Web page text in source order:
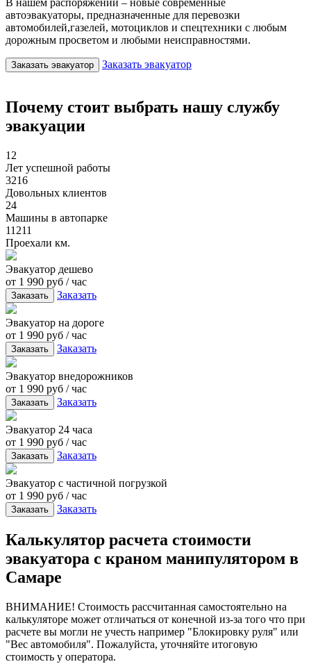
автоэвакуаторы, предназначенные для перевозки
автомобилей,газелей, мотоциклов и спецтехники с любым
дорожным просветом и любыми неисправностями.
Заказать эвакуатор Заказать эвакуатор
Почему стоит выбрать нашу службу
эвакуации
12
Лет успешной работы
3216
Довольных клиентов
24
Машины в автопарке
11211
Проехали км.
Эвакуатор дешево
от 1 990 руб / час
Заказать Заказать
Эвакуатор на дороге
от 1 990 руб / час
Заказать Заказать
Эвакуатор внедорожников
от 1 990 руб / час
Заказать Заказать
Эвакуатор 24 часа
от 1 990 руб / час
Заказать Заказать
Эвакуатор с частичной погрузкой
от 1 990 руб / час
Заказать Заказать
Калькулятор расчета стоимости
эвакуатора с краном манипулятором в
Самаре
ВНИМАНИЕ! Стоимость рассчитанная самостоятельно на
калькуляторе может отличаться от конечной из-за того что при
расчете вы могли не учесть например "Блокировку руля" или
"Вес автомобиля". Пожалуйста, уточняйте итоговую
стоимость у оператора.